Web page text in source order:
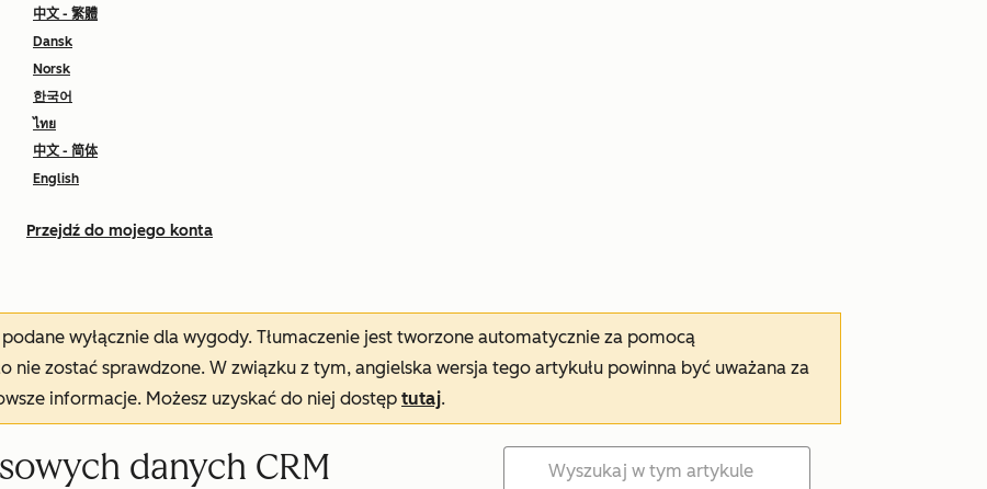
中文 - 繁體
Dansk
Norsk
한국어
ไทย
中文 - 简体
English
Przejdź do mojego konta
wyłącznie dla wygody. Tłumaczenie jest tworzone automatycznie za pomocą
nie zostać sprawdzone. W związku z tym, angielska wersja tego artykułu powinna być uważana za
informacje. Możesz uzyskać do niej dostęp tutaj.
danych CRM